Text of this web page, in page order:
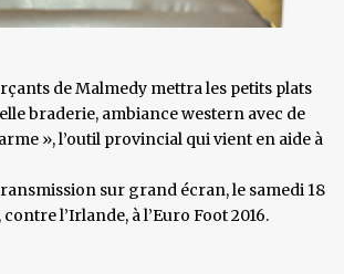
de Malmedy mettra les petits plats
braderie, ambiance western avec de
», l’outil provincial qui vient en aide à
sur grand écran, le samedi 18
l’Irlande, à l’Euro Foot 2016.